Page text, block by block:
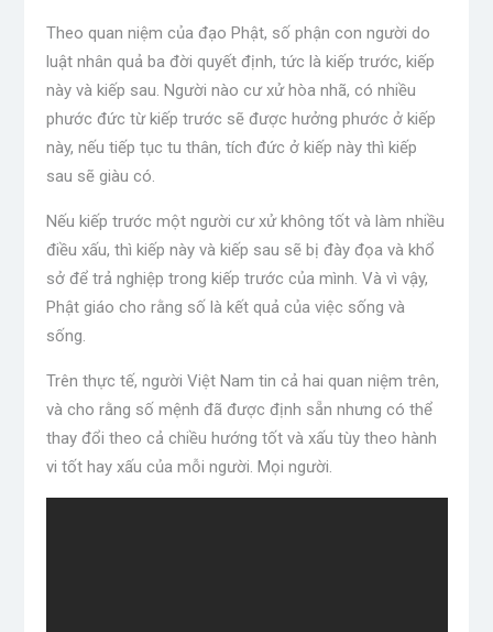
Theo quan niệm của đạo Phật, số phận con người do
luật nhân quả ba đời quyết định, tức là kiếp trước, kiếp
này và kiếp sau. Người nào cư xử hòa nhã, có nhiều
phước đức từ kiếp trước sẽ được hưởng phước ở kiếp
này, nếu tiếp tục tu thân, tích đức ở kiếp này thì kiếp
sau sẽ giàu có.
Nếu kiếp trước một người cư xử không tốt và làm nhiều
điều xấu, thì kiếp này và kiếp sau sẽ bị đày đọa và khổ
sở để trả nghiệp trong kiếp trước của mình. Và vì vậy,
Phật giáo cho rằng số là kết quả của việc sống và
sống.
Trên thực tế, người Việt Nam tin cả hai quan niệm trên,
và cho rằng số mệnh đã được định sẵn nhưng có thể
thay đổi theo cả chiều hướng tốt và xấu tùy theo hành
vi tốt hay xấu của mỗi người. Mọi người.